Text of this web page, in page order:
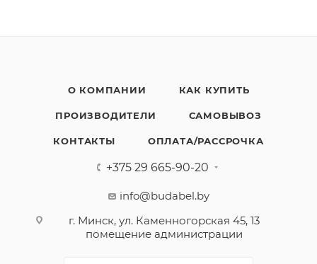
О КОМПАНИИ КАК КУПИТЬ
ПРОИЗВОДИТЕЛИ САМОВЫВОЗ
КОНТАКТЫ ОПЛАТА/РАССРОЧКА
+375 29 665-90-20
info@budabel.by
г. Минск, ул. Каменногорская 45, 13
помещение администрации